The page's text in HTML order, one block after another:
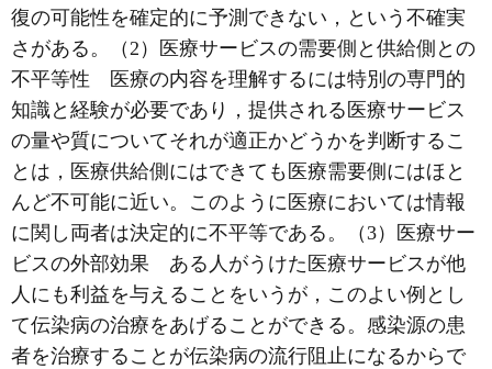
復の可能性を確定的に予測できない，という不確実
さがある。（2）医療サービスの需要側と供給側との
不平等性 医療の内容を理解するには特別の専門的
知識と経験が必要であり，提供される医療サービス
の量や質についてそれが適正かどうかを判断するこ
とは，医療供給側にはできても医療需要側にはほと
んど不可能に近い。このように医療においては情報
に関し両者は決定的に不平等である。（3）医療サー
ビスの外部効果 ある人がうけた医療サービスが他
人にも利益を与えることをいうが，このよい例とし
て伝染病の治療をあげることができる。感染源の患
者を治療することが伝染病の流行阻止になるからで